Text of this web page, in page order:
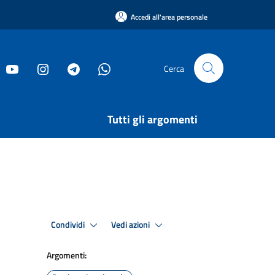
Accedi all'area personale
Cerca
Tutti gli argomenti
Condividi Vedi azioni
Argomenti: